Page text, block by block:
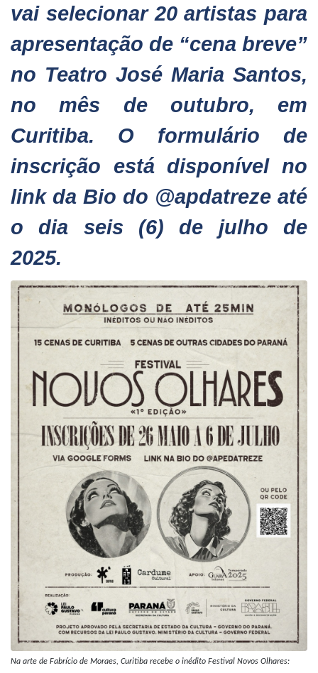
vai selecionar 20 artistas para
apresentação de “cena breve”
no Teatro José Maria Santos,
no mês de outubro, em
Curitiba. O formulário de
inscrição está disponível no
link da Bio do @apdatreze até
o dia seis (6) de julho de
2025.
Na arte de Fabrício de Moraes, Curitiba recebe o inédito Festival Novos Olhares: